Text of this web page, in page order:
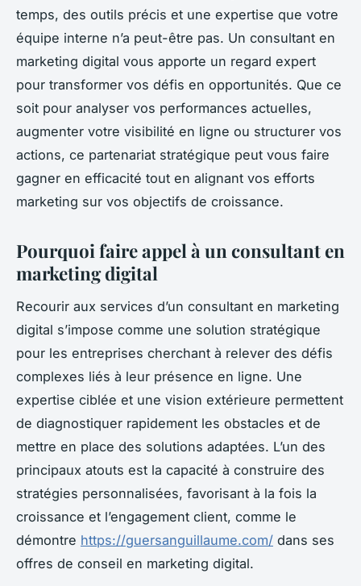
temps, des outils précis et une expertise que votre
équipe interne n’a peut-être pas. Un consultant en
marketing digital vous apporte un regard expert
pour transformer vos défis en opportunités. Que ce
soit pour analyser vos performances actuelles,
augmenter votre visibilité en ligne ou structurer vos
actions, ce partenariat stratégique peut vous faire
gagner en efficacité tout en alignant vos efforts
marketing sur vos objectifs de croissance.
Pourquoi faire appel à un consultant en
marketing digital
Recourir aux services d’un consultant en marketing
digital s’impose comme une solution stratégique
pour les entreprises cherchant à relever des défis
complexes liés à leur présence en ligne. Une
expertise ciblée et une vision extérieure permettent
de diagnostiquer rapidement les obstacles et de
mettre en place des solutions adaptées. L’un des
principaux atouts est la capacité à construire des
stratégies personnalisées, favorisant à la fois la
croissance et l’engagement client, comme le
démontre https://guersanguillaume.com/ dans ses
offres de conseil en marketing digital.